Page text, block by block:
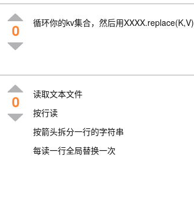
0 循环你的kv集合，然后用XXXX.replace(K,V)
0
读取文本文件
按行读
按箭头拆分一行的字符串
每读一行全局替换一次